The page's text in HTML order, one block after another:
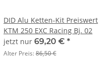
DID Alu Ketten-Kit Preiswert
KTM 250 EXC Racing Bj. 02
jetzt nur 69,20 € *
Alter Preis:86,50 €